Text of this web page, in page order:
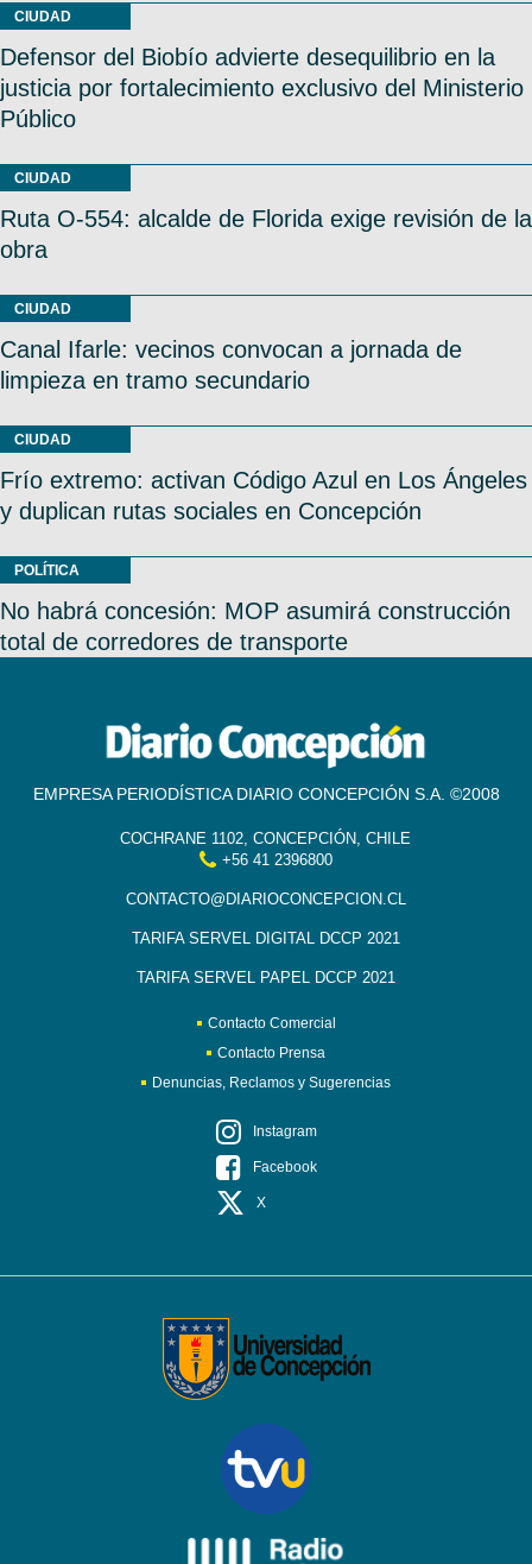
CIUDAD
Defensor del Biobío advierte desequilibrio en la
justicia por fortalecimiento exclusivo del Ministerio
Público
CIUDAD
Ruta O-554: alcalde de Florida exige revisión de la
obra
CIUDAD
Canal Ifarle: vecinos convocan a jornada de
limpieza en tramo secundario
CIUDAD
Frío extremo: activan Código Azul en Los Ángeles
y duplican rutas sociales en Concepción
POLÍTICA
No habrá concesión: MOP asumirá construcción
total de corredores de transporte
EMPRESA PERIODÍSTICA DIARIO CONCEPCIÓN S.A. ©2008
COCHRANE 1102, CONCEPCIÓN, CHILE
+56 41 2396800
CONTACTO@DIARIOCONCEPCION.CL
TARIFA SERVEL DIGITAL DCCP 2021
TARIFA SERVEL PAPEL DCCP 2021
Contacto Comercial
Contacto Prensa
Denuncias, Reclamos y Sugerencias
Instagram
Facebook
X